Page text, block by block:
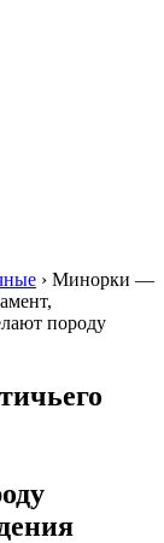
› Минорки —
породу